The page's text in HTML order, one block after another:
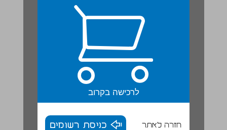
לרכישה בקרוב
חזרה לאתר כניסת רשומים